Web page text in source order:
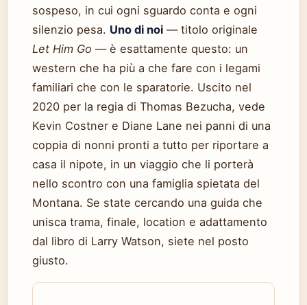
sospeso, in cui ogni sguardo conta e ogni
silenzio pesa. Uno di noi — titolo originale
Let Him Go — è esattamente questo: un
western che ha più a che fare con i legami
familiari che con le sparatorie. Uscito nel
2020 per la regia di Thomas Bezucha, vede
Kevin Costner e Diane Lane nei panni di una
coppia di nonni pronti a tutto per riportare a
casa il nipote, in un viaggio che li porterà
nello scontro con una famiglia spietata del
Montana. Se state cercando una guida che
unisca trama, finale, location e adattamento
dal libro di Larry Watson, siete nel posto
giusto.